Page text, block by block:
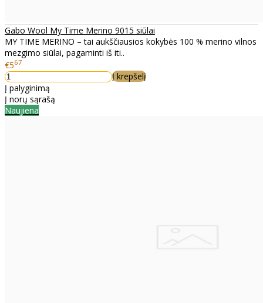
Gabo Wool My Time Merino 9015 siūlai
MY TIME MERINO – tai aukščiausios kokybės 100 % merino vilnos
mezgimo siūlai, pagaminti iš iti..
€567
Į krepšelį
Į palyginimą
Į norų sąrašą
Naujiena